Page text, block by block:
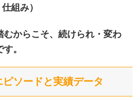
組み）
むからこそ、続けられ・変わ
。
ソードと実績データ